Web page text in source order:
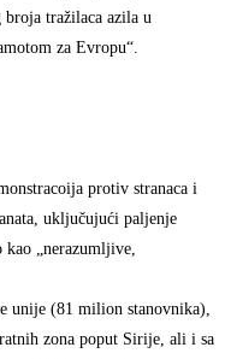
tražilaca azila u
za Evropu“.
protiv stranaca i
uključujući paljenje
kao „nerazumljive,
unije (81 milion stanovnika),
zona poput Sirije, ali i sa